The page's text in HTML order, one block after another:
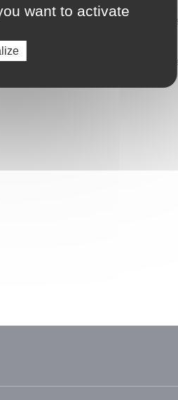
want to activate
3,5 tonnes, consultez le
3,5 tonnes, consultez le